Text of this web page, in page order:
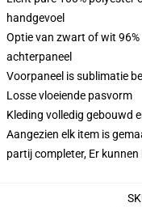
handgevoel
Optie van zwart of wit
achterpaneel
Voorpaneel is sublimatie
Losse vloeiende pasvorm
Kleding volledig gebouwd
Aangezien elk item is
partij completer, Er